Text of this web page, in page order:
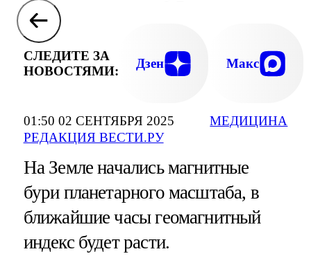
01:50 02 СЕНТЯБРЯ 2025
РЕДАКЦИЯ ВЕСТИ.РУ
МЕДИЦИНА
СЛЕДИТЕ ЗА
НОВОСТЯМИ:
Дзен Макс
На Земле начались магнитные
бури планетарного масштаба, в
ближайшие часы геомагнитный
индекс будет расти.